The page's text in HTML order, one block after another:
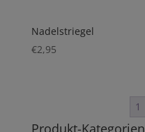
Nadelstriegel
€2,95
1
Produkt-Kategorien